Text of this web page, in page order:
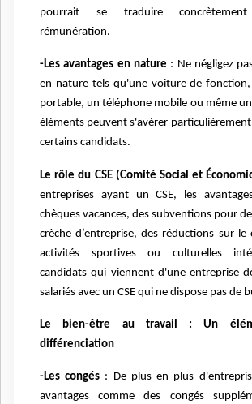
pourrait se traduire
rémunération.
-Les avantages en nature : Ne négligez
en nature tels qu'une voiture de
portable, un téléphone mobile ou même
éléments peuvent s'avérer
certains candidats.
Le rôle du CSE (Comité Social et
entreprises ayant un CSE, les
chèques vacances, des subventions pour
crèche d’entreprise, des réductions sur le
activités sportives ou culturelles
candidats qui viennent d'une entreprise
salariés avec un CSE qui ne dispose pas de
Le bien-être au travail : Un
différenciation
-Les congés : De plus en plus
avantages comme des congés